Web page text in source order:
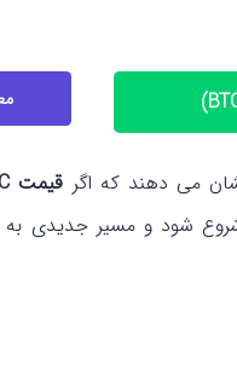
می دهند که اگر قیمت BTC
شود و مسیر جدیدی